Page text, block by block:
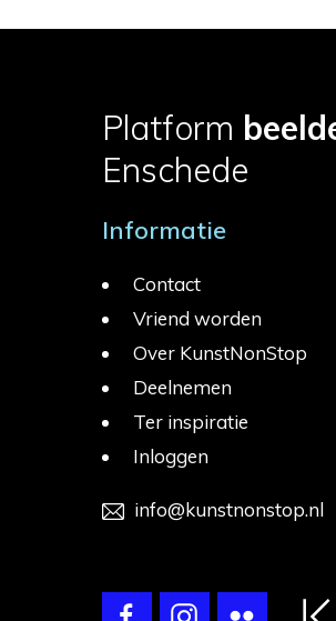
Platform
Enschede
Informatie
Contact
Vriend worden
Over KunstNonStop
Deelnemen
Ter inspiratie
Inloggen
info@kunstnonstop.nl